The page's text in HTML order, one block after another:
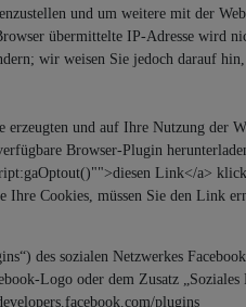
und um weitere mit der
übermittelte IP-Adresse wird
wir weisen Sie jedoch darauf
erzeugten und auf Ihre Nutzung
Browser-Plugin
Link</a>
Cookies, müssen Sie den Link
des sozialen Netzwerkes
Logo oder dem Zusatz
plugins